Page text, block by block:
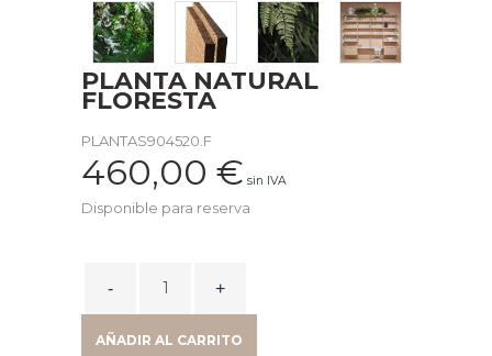
PLANTA NATURAL
FLORESTA
PLANTAS904520.F
460,00 € sin IVA
Disponible para reserva
AÑADIR AL CARRITO